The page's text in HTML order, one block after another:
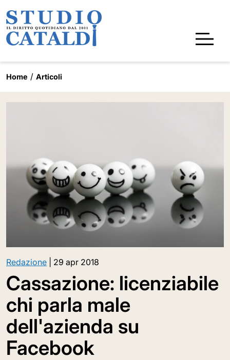
Home Articoli
Redazione 29 apr 2018
Cassazione: licenziabile
chi parla male
dell'azienda su
Facebook